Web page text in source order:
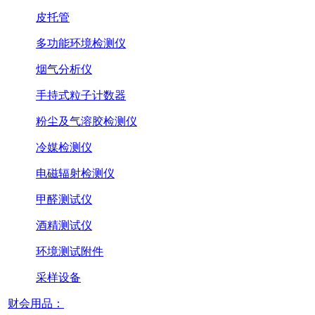
皮托管
多功能环境检测仪
烟气分析仪
手持式粒子计数器
粉尘及气溶胶检测仪
冷媒检测仪
电磁辐射检测仪
甲醛测试仪
酒精测试仪
环境测试附件
采样设备
财会用品：